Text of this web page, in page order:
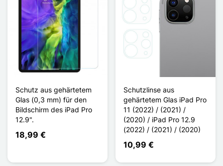
Schutz aus gehärtetem
Glas (0,3 mm) für den
Bildschirm des iPad Pro
12.9".
18,99 €
Schutzlinse aus
gehärtetem Glas iPad Pro
11 (2022) / (2021) /
(2020) / iPad Pro 12.9
(2022) / (2021) / (2020)
10,99 €